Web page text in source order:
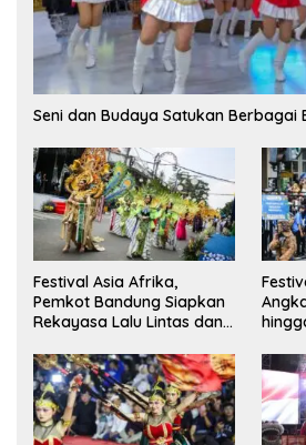
Seni dan Budaya Satukan Berbagai
Festival Asia Afrika,
Pemkot Bandung Siapkan
Rekayasa Lalu Lintas dan
Duta